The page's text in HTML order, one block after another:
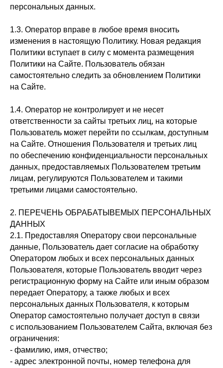
персональных данных.
1.3. Оператор вправе в любое время вносить
изменения в настоящую Политику. Новая редакция
Политики вступает в силу с момента размещения
Политики на Сайте. Пользователь обязан
самостоятельно следить за обновлением Политики
на Сайте.
1.4. Оператор не контролирует и не несет
ответственности за сайты третьих лиц, на которые
Пользователь может перейти по ссылкам, доступным
на Сайте. Отношения Пользователя и третьих лиц
по обеспечению конфиденциальности персональных
данных, предоставляемых Пользователем третьим
лицам, регулируются Пользователем и такими
третьими лицами самостоятельно.
2. ПЕРЕЧЕНЬ ОБРАБАТЫВЕМЫХ ПЕРСОНАЛЬНЫХ
ДАННЫХ
2.1. Предоставляя Оператору свои персональные
данные, Пользователь дает согласие на обработку
Оператором любых и всех персональных данных
Пользователя, которые Пользователь вводит через
регистрационную форму на Сайте или иным образом
передает Оператору, а также любых и всех
персональных данных Пользователя, к которым
Оператор самостоятельно получает доступ в связи
с использованием Пользователем Сайта, включая без
ограничения:
- фамилию, имя, отчество;
- адрес электронной почты, номер телефона для